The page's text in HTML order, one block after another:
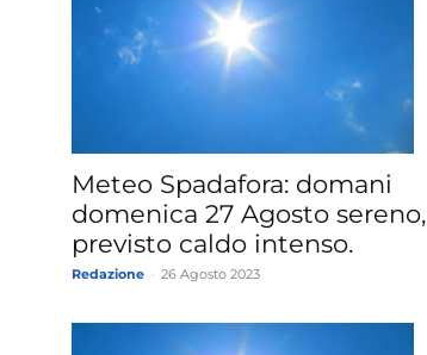
Sicily.it
Meteo Spadafora: domani
domenica 27 Agosto sereno,
previsto caldo intenso.
Redazione 26 Agosto 2023